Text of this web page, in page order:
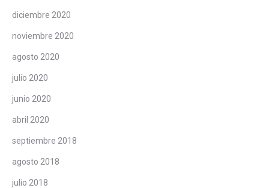
diciembre 2020
noviembre 2020
agosto 2020
julio 2020
junio 2020
abril 2020
septiembre 2018
agosto 2018
julio 2018